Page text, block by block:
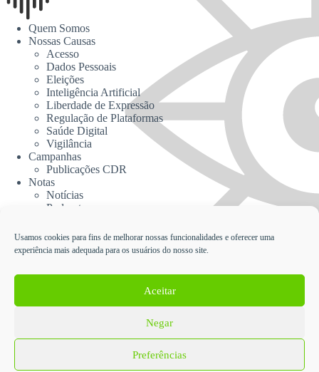
Usamos cookies para fins de melhorar nossas funcionalidades e oferecer uma
experiência mais adequada para os usuários do nosso site.
Aceitar
Negar
Preferências
Quem Somos
Nossas Causas
Acesso
Dados Pessoais
Eleições
Inteligência Artificial
Liberdade de Expressão
Regulação de Plataformas
Saúde Digital
Vigilância
Campanhas
Publicações CDR
Notas
Notícias
Podcasts
Contato
Cadastrar no Informativo da CDR
Política de Proteção de Dados Pessoais e Privacidade da
Coalizão Direitos na Rede